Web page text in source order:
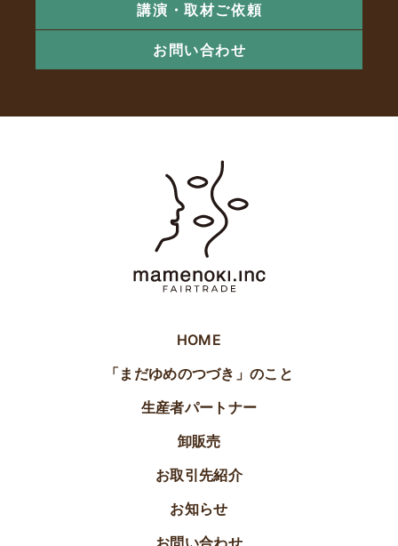
講演・取材ご依頼
お問い合わせ
HOME
「まだゆめのつづき」のこと
生産者パートナー
卸販売
お取引先紹介
お知らせ